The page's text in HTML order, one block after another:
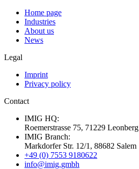
Home page
Industries
About us
News
Legal
Imprint
Privacy policy
Contact
IMIG HQ:
Roemerstrasse 75, 71229 Leonberg
IMIG Branch:
Markdorfer Str. 12/1, 88682 Salem
+49 (0) 7553 9180622
info@imig.gmbh